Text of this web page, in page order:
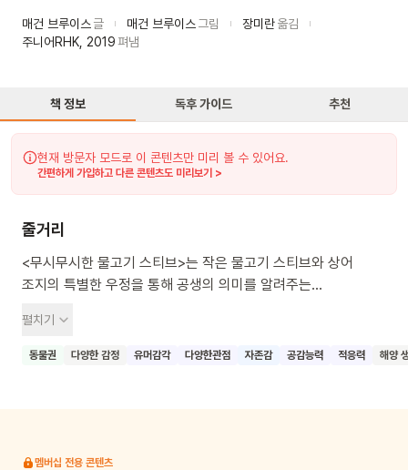
매건 브루이스글 매건 브루이스그림 장미란옮김
주니어RHK 2019펴냄
책 정보 독후 가이드 추천
현재 방문자 모드로 이 콘텐츠만 미리 볼 수 있어요.
간편하게 가입하고 다른 콘텐츠도 미리보기 >
줄거리
<무시무시한 물고기 스티브>는 작은 물고기 스티브와 상어
조지의 특별한 우정을 통해 공생의 의미를 알려주는
다른 물고기들은 스티브를 보면 겁을 먹고 도망가요. 그러던 어느
날, 상어 조지가 스티브에게 다가와요. 알고 보니 스티브는
인상적이에요. 어린이들이 이 책을 통해 자연의 신비로움을
펼치기
동물권 다양한 감정 유머감각 다양한관점 자존감 공감능력 적응력 해양
멤버십 전용 콘텐츠